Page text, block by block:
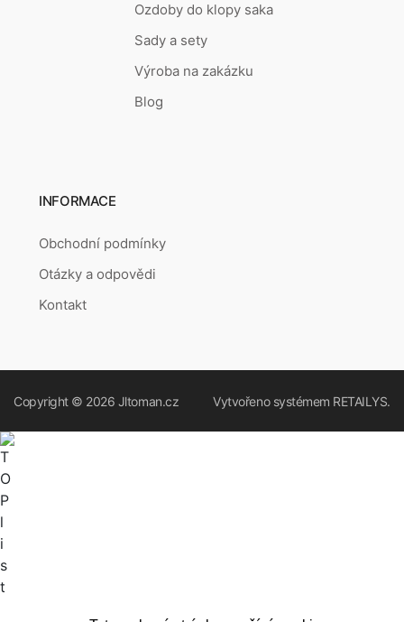
Ozdoby do klopy saka
Sady a sety
Výroba na zakázku
Blog
INFORMACE
Obchodní podmínky
Otázky a odpovědi
Kontakt
Copyright © 2026 Jltoman.cz Vytvořeno systémem RETAILYS.